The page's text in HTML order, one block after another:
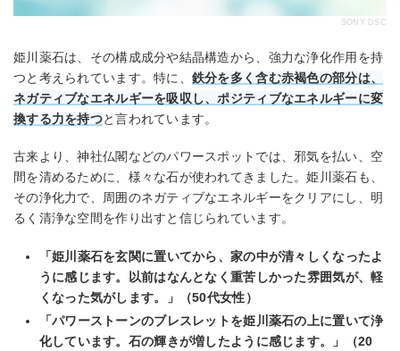
SONY DSC
姫川薬石は、その構成成分や結晶構造から、強力な浄化作用を持
つと考えられています。特に、 鉄分を多く含む赤褐色の部分は、
ネガティブなエネルギーを吸収し、ポジティブなエネルギーに変
換する力を持つと言われています。
古来より、神社仏閣などのパワースポットでは、邪気を払い、空
間を清めるために、様々な石が使われてきました。姫川薬石も、
その浄化力で、周囲のネガティブなエネルギーをクリアにし、明
るく清浄な空間を作り出すと信じられています。
「姫川薬石を玄関に置いてから、家の中が清々しくなったよ
うに感じます。以前はなんとなく重苦しかった雰囲気が、軽
くなった気がします。」（50代女性）
「パワーストーンのブレスレットを姫川薬石の上に置いて浄
化しています。石の輝きが増したように感じます。」（20